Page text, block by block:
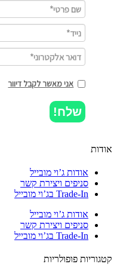
אני מאשר לקבל דיוור
שלח!
אודות ג’וי מובייל
סניפים ויצירת קשר
Trade-In בג’וי מובייל
אודות ג’וי מובייל
סניפים ויצירת קשר
Trade-In בג’וי מובייל
פופולריות